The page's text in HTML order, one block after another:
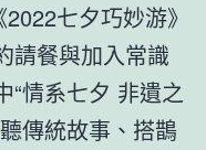
七夕巧妙游》
請餐與加入常識
“情系七夕 非遺之
傳統故事、搭鵲